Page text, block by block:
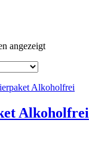
angezeigtNach
Alkoholfrei